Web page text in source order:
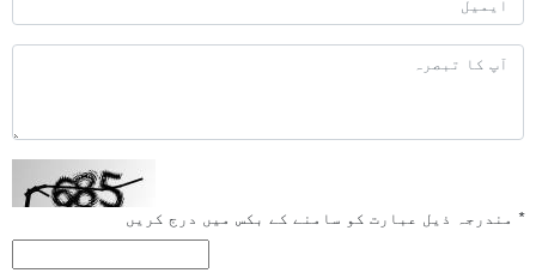
* مندرجہ ذیل عبارت کو سامنے کے بکس میں درج کریں